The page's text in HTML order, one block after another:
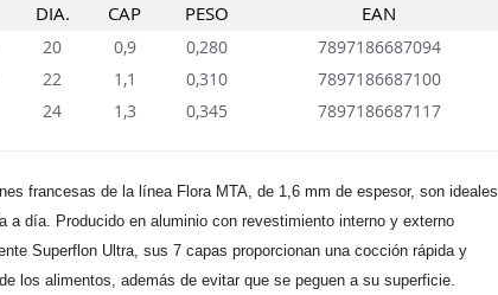
DIA. CAP PESO EAN
20 0,9 0,280
7897186687094
22 1,1 0,310
7897186687100
24 1,3 0,345 7897186687117
francesas de la línea Flora MTA, de 1,6 mm de espesor, son ideales
a día. Producido en aluminio con revestimiento interno y externo
Superflon Ultra, sus 7 capas proporcionan una cocción rápida y
los alimentos, además de evitar que se peguen a su superficie.